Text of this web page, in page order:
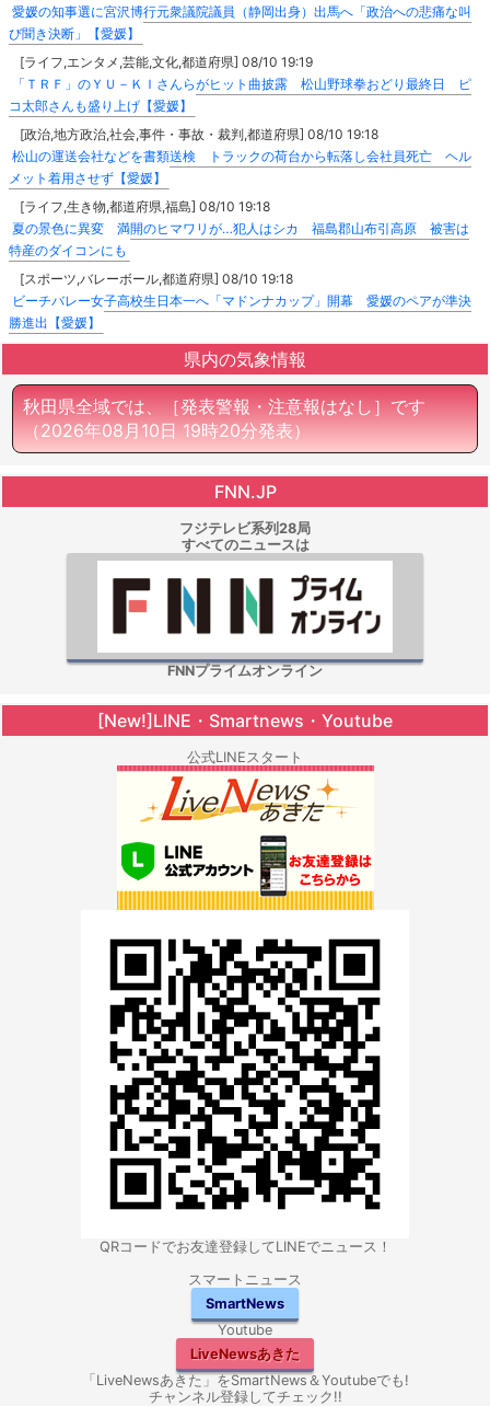
愛媛の知事選に宮沢博行元衆議院議員（静岡出身）出馬へ「政治への悲痛な叫
び聞き決断」【愛媛】
[ライフ,エンタメ,芸能,文化,都道府県] 08/10 19:19
「ＴＲＦ」のＹＵ－ＫＩさんらがヒット曲披露 松山野球拳おどり最終日 ピ
コ太郎さんも盛り上げ【愛媛】
[政治,地方政治,社会,事件・事故・裁判,都道府県] 08/10 19:18
松山の運送会社などを書類送検 トラックの荷台から転落し会社員死亡 ヘル
メット着用させず【愛媛】
[ライフ,生き物,都道府県,福島] 08/10 19:18
夏の景色に異変 満開のヒマワリが…犯人はシカ 福島郡山布引高原 被害は
特産のダイコンにも
[スポーツ,バレーボール,都道府県] 08/10 19:18
ビーチバレー女子高校生日本一へ「マドンナカップ」開幕 愛媛のペアが準決
勝進出【愛媛】
県内の気象情報
秋田県全域では、［発表警報・注意報はなし］です
（2026年08月10日 19時20分発表）
FNN.JP
フジテレビ系列28局
すべてのニュースは
FNNプライムオンライン
[New!]LINE・Smartnews・Youtube
公式LINEスタート
QRコードでお友達登録してLINEでニュース！
スマートニュース
SmartNews
Youtube
LiveNewsあきた
「LiveNewsあきた」をSmartNews＆Youtubeでも!
チャンネル登録してチェック!!